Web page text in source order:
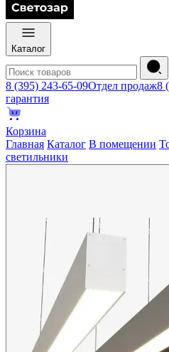
Каталог
8 (395) 243-65-09Отдел продаж8
гарантия
Корзина
Главная Каталог В помещении
светильники